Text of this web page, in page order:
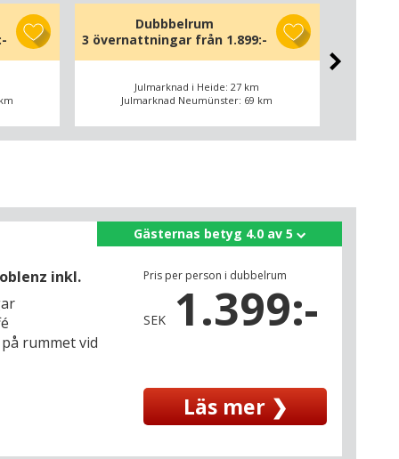
Dubbbelrum
3 övernattningar från 1.899:-
Julmarknad i Heide: 27 km
Julmarknad Neumünster: 69 km
inkl.
rummet vid
Pris per person i dubbelrum
SEK 1.399:-
Läs mer ❯
Gästernas betyg 4.0 av 5